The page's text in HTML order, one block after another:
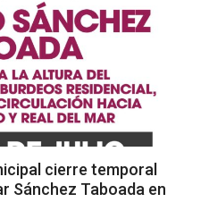
cierre temporal
Sánchez Taboada en